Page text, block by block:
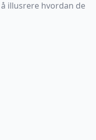
illusrere hvordan de